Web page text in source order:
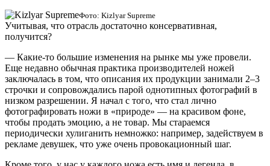
Фото: Kizlyar Supreme
Учитывая, что отрасль достаточно консервативная,
получится?
— Какие-то большие изменения на рынке мы уже провели.
Еще недавно обычная практика производителей ножей
заключалась в том, что описания их продукции занимали 2–3
строчки и сопровождались парой однотипных фотографий в
низком разрешении. Я начал с того, что стал лично
фотографировать ножи в «природе» — на красивом фоне,
чтобы продать эмоцию, а не товар. Мы стараемся
периодически хулиганить немножко: например, задействуем в
рекламе девушек, что уже очень провокационный шаг.